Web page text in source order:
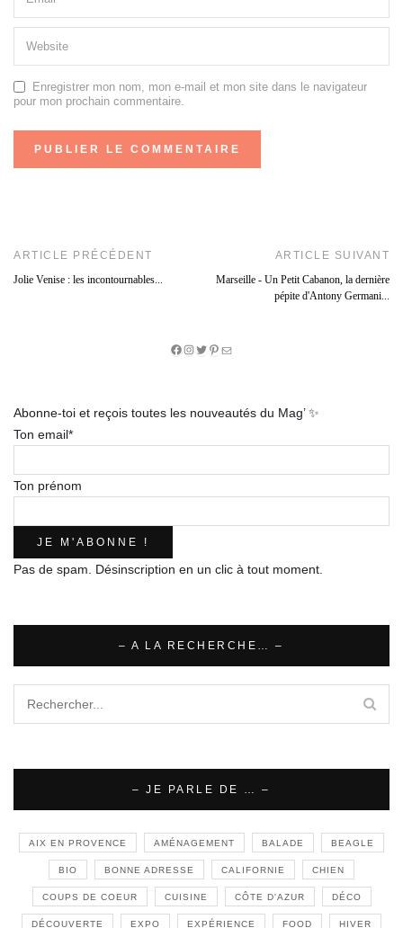
Enregistrer mon nom, mon e-mail et mon site dans le navigateur
pour mon prochain commentaire.
ARTICLE PRÉCÉDENT
Jolie Venise : les incontournables...
ARTICLE SUIVANT
Marseille - Un Petit Cabanon, la dernière
pépite d'Antony Germani...
Facebook
Instagram
Twitter
Pinterest
E-
Abonne-toi et reçois toutes les nouveautés du Mag’ ✨
Ton email*
Ton prénom
Pas de spam. Désinscription en un clic à tout moment.
– A LA RECHERCHE… –
– JE PARLE DE … –
AIX EN PROVENCE AMÉNAGEMENT BALADE BEAGLE
BIO BONNE ADRESSE CALIFORNIE CHIEN
COUPS DE COEUR CUISINE CÔTE D'AZUR DÉCO
DÉCOUVERTE EXPO EXPÉRIENCE FOOD HIVER